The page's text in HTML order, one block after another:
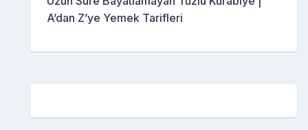
A’dan Z’ye Yemek Tarifleri